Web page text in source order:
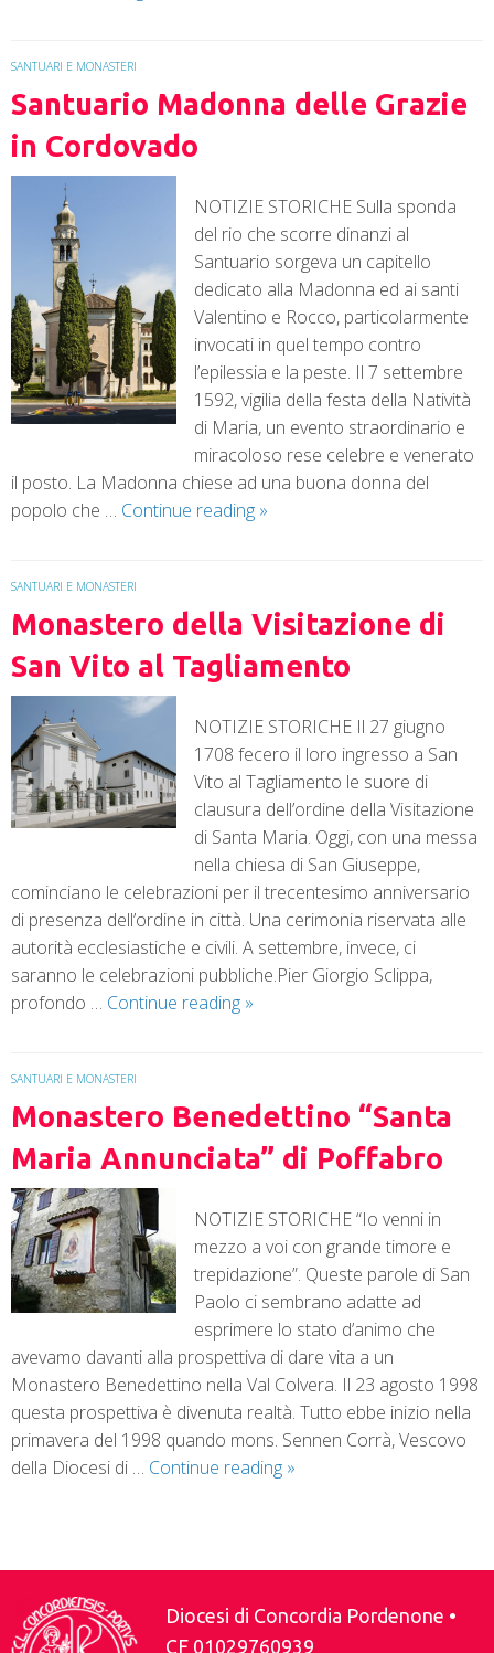
SANTUARI E MONASTERI
Santuario Madonna delle Grazie
in Cordovado
NOTIZIE STORICHE Sulla sponda
del rio che scorre dinanzi al
Santuario sorgeva un capitello
dedicato alla Madonna ed ai santi
Valentino e Rocco, particolarmente
invocati in quel tempo contro
l’epilessia e la peste. Il 7 settembre
1592, vigilia della festa della Natività
di Maria, un evento straordinario e
miracoloso rese celebre e venerato
il posto. La Madonna chiese ad una buona donna del
popolo che … Continue reading »
SANTUARI E MONASTERI
Monastero della Visitazione di
San Vito al Tagliamento
NOTIZIE STORICHE Il 27 giugno
1708 fecero il loro ingresso a San
Vito al Tagliamento le suore di
clausura dell’ordine della Visitazione
di Santa Maria. Oggi, con una messa
nella chiesa di San Giuseppe,
cominciano le celebrazioni per il trecentesimo anniversario
di presenza dell’ordine in città. Una cerimonia riservata alle
autorità ecclesiastiche e civili. A settembre, invece, ci
saranno le celebrazioni pubbliche.Pier Giorgio Sclippa,
profondo … Continue reading »
SANTUARI E MONASTERI
Monastero Benedettino “Santa
Maria Annunciata” di Poffabro
NOTIZIE STORICHE “Io venni in
mezzo a voi con grande timore e
trepidazione”. Queste parole di San
Paolo ci sembrano adatte ad
esprimere lo stato d’animo che
avevamo davanti alla prospettiva di dare vita a un
Monastero Benedettino nella Val Colvera. Il 23 agosto 1998
questa prospettiva è divenuta realtà. Tutto ebbe inizio nella
primavera del 1998 quando mons. Sennen Corrà, Vescovo
della Diocesi di … Continue reading »
o
Diocesi di Concordia Pordenone •
CF 01029760939